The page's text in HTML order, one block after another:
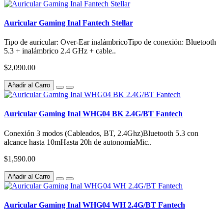
Auricular Gaming Inal Fantech Stellar
Tipo de auricular: Over-Ear inalámbricoTipo de conexión: Bluetooth
5.3 + inalámbrico 2.4 GHz + cable..
$2,090.00
Añadir al Carro
Auricular Gaming Inal WHG04 BK 2.4G/BT Fantech
Conexión 3 modos (Cableados, BT, 2.4Ghz)Bluetooth 5.3 con
alcance hasta 10mHasta 20h de autonomíaMic..
$1,590.00
Añadir al Carro
Auricular Gaming Inal WHG04 WH 2.4G/BT Fantech